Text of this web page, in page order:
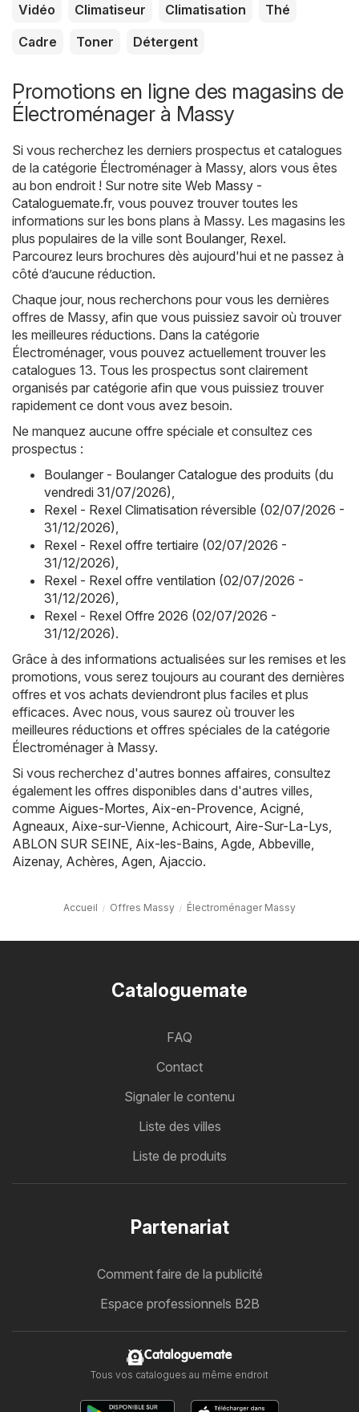
Vidéo Climatiseur Climatisation
Thé
Cadre
Toner Détergent
Promotions en ligne des magasins de
Électroménager à Massy
Si vous recherchez les derniers prospectus et catalogues
de la catégorie Électroménager à Massy, alors vous êtes
au bon endroit ! Sur notre site Web Massy -
Cataloguemate.fr, vous pouvez trouver toutes les
informations sur les bons plans à Massy. Les magasins les
plus populaires de la ville sont Boulanger, Rexel.
Parcourez leurs brochures dès aujourd'hui et ne passez à
côté d’aucune réduction.
Chaque jour, nous recherchons pour vous les dernières
offres de Massy, afin que vous puissiez savoir où trouver
les meilleures réductions. Dans la catégorie
Électroménager, vous pouvez actuellement trouver les
catalogues 13. Tous les prospectus sont clairement
organisés par catégorie afin que vous puissiez trouver
rapidement ce dont vous avez besoin.
Ne manquez aucune offre spéciale et consultez ces
prospectus :
Boulanger - Boulanger Catalogue des produits (du
vendredi 31/07/2026)
Rexel - Rexel Climatisation réversible (02/07/2026 -
31/12/2026)
Rexel - Rexel offre tertiaire (02/07/2026 -
31/12/2026)
Rexel - Rexel offre ventilation (02/07/2026 -
31/12/2026)
Rexel - Rexel Offre 2026 (02/07/2026 -
31/12/2026).
Grâce à des informations actualisées sur les remises et les
promotions, vous serez toujours au courant des dernières
offres et vos achats deviendront plus faciles et plus
efficaces. Avec nous, vous saurez où trouver les
meilleures réductions et offres spéciales de la catégorie
Électroménager à Massy.
Si vous recherchez d'autres bonnes affaires, consultez
également les offres disponibles dans d'autres villes,
comme Aigues-Mortes Aix-en-Provence Acigné
Agneaux Aixe-sur-Vienne Achicourt Aire-Sur-La-Lys
ABLON SUR SEINE Aix-les-Bains Agde Abbeville
Aizenay, Achères Agen Ajaccio.
Accueil Offres Massy Électroménager Massy
Cataloguemate
FAQ
Contact
Signaler le contenu
Liste des villes
Liste de produits
Partenariat
Comment faire de la publicité
Espace professionnels B2B
Cataloguemate
Tous vos catalogues au même endroit